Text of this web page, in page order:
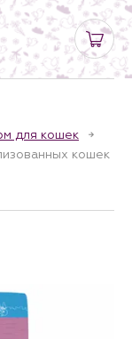
для кошек
кошек